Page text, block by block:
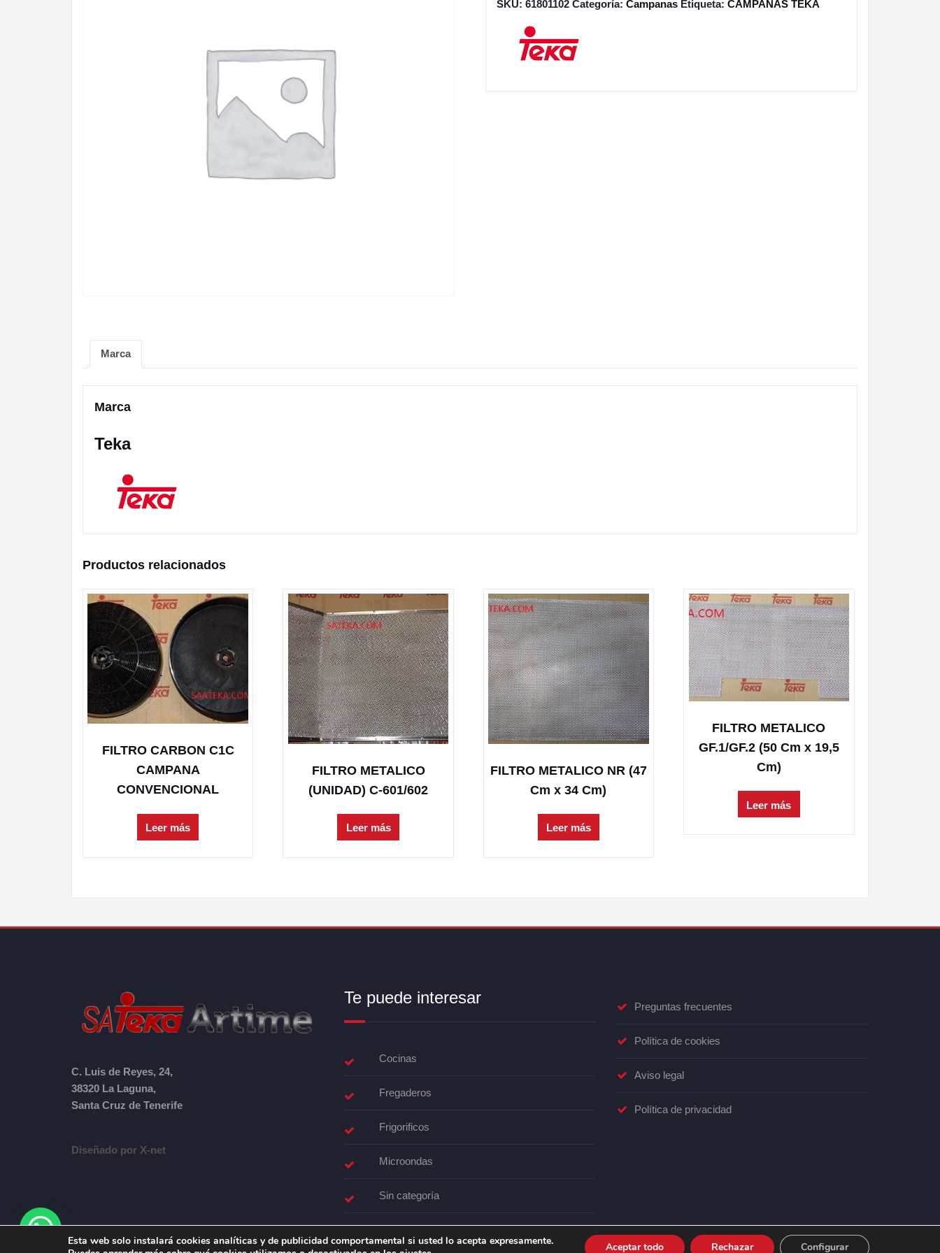
SKU: 61801102 Categoría: Campanas Etiqueta: CAMPANAS TEKA
Marca
Marca
Teka
Productos relacionados
FILTRO CARBON C1C
CAMPANA
CONVENCIONAL
Leer más
FILTRO METALICO
(UNIDAD) C-601/602
Leer más
FILTRO METALICO NR (47
Cm x 34 Cm)
Leer más
FILTRO METALICO
GF.1/GF.2 (50 Cm x 19,5
Cm)
Leer más
C. Luis de Reyes, 24,
38320 La Laguna,
Santa Cruz de Tenerife
Diseñado por X-net
Te puede interesar
Cocinas
Fregaderos
Frigorificos
Microondas
Sin categoría
Termo
Preguntas frecuentes
Política de cookies
Aviso legal
Política de privacidad
Esta web solo instalará cookies analíticas y de publicidad comportamental si usted lo acepta expresamente.
Aceptar todo Rechazar Configurar